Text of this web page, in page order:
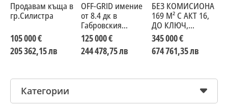
Продавам къща в
гр.Силистра
105 000 €
205 362,15 лв
OFF-GRID имение
от 8.4 дк в
Габровския
Балкан – 100%
собствена вода и
независимост
125 000 €
244 478,75 лв
БЕЗ КОМИСИОНА
169 М² С АКТ 16,
ДО КЛЮЧ,
ДНЕВНА С ТРИ
СПАЛНИ
345 000 €
674 761,35 лв
Категории